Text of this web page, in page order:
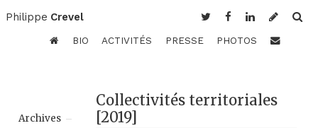
Philippe Crevel
BIO ACTIVITÉS PRESSE PHOTOS
Archives
Collectivités territoriales
[2019]